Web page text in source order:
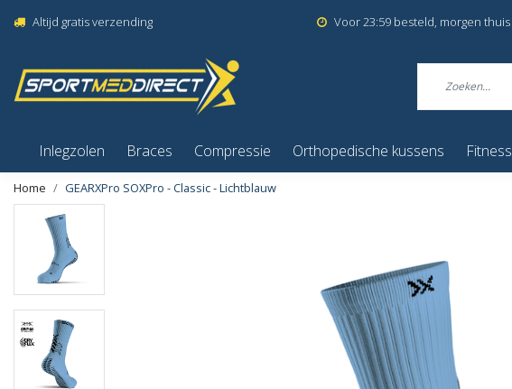
Altijd gratis verzending Voor 23:59 besteld, morgen thuis
Inlegzolen Braces Compressie Orthopedische kussens Fitness
Home GEARXPro SOXPro - Classic - Lichtblauw